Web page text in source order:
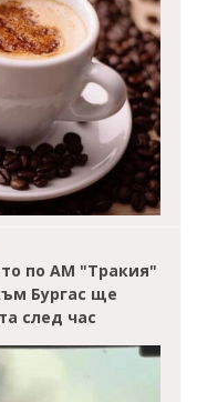
по АМ "Тракия"
Бургас ще
след час